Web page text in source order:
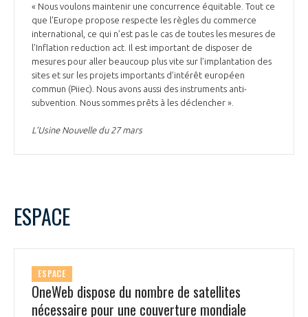
« Nous voulons maintenir une concurrence équitable. Tout ce
que l’Europe propose respecte les règles du commerce
international, ce qui n’est pas le cas de toutes les mesures de
l’Inflation reduction act. Il est important de disposer de
mesures pour aller beaucoup plus vite sur l’implantation des
sites et sur les projets importants d’intérêt européen
commun (Piiec). Nous avons aussi des instruments anti-
subvention. Nous sommes prêts à les déclencher ».
L’Usine Nouvelle du 27 mars
ESPACE
ESPACE
OneWeb dispose du nombre de satellites
nécessaire pour une couverture mondiale